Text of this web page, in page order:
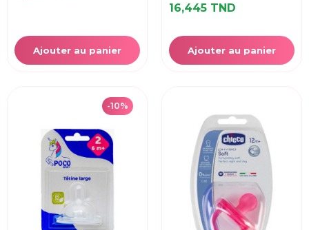
Ajouter au panier
16,445 TND
Ajouter au panier
-10%